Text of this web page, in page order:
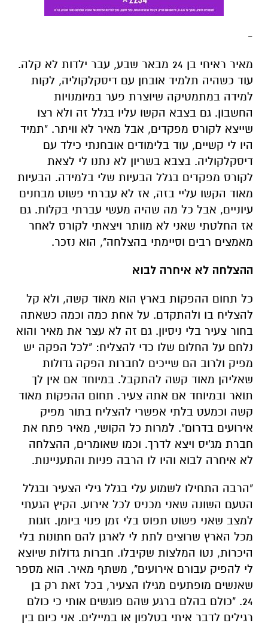
-
מאיר ראיחי בן 24 מבאר שבע, עבר ילדות לא קלה.
עוד כשהיה תלמיד אובחן עם דיסקלקוליה, לקות
למידה במתמטיקה שיוצרת פער במיומנויות
החשבון. גם בצבא הקשו עליו בגלל זה ולא רצו
שייצא לקורס מפקדים, אבל מאיר לא וויתר. "תמיד
היו לי קשיים, עוד בלימודים אובחנתי כילד עם
דיסקלקוליה. בצבא בשריון לא נתנו לי לצאת
לקורס מפקדים בגלל הבעיות שלי בלמידה. הבעיות
מאוד הקשו עליי בזה, אז לא עברתי פשוט מבחנים
עיוניים, אבל כל מה שהיה מעשי עברתי בקלות. גם
אז החלטתי שאני לא מוותר ויצאתי לקורס לאחר
מאמצים רבים וסיימתי בהצלחה", הוא נזכר.
ההצלחה לא איחרה לבוא
כל תחום ההפקות בארץ הוא מאוד קשה, ולא קל
להצליח בו ולהתקדם. על אחת כמה וכמה כשאתה
בחור צעיר בלי ניסיון. גם זה לא עצר את מאיר והוא
נלחם על החלום שלו כדי להצליח: "לכל הפקה יש
מפיק ולרוב הם שייכים לחברות הפקה גדולות
שאליהן מאוד קשה להתקבל. במיוחד אם אין לך
תואר ובמיוחד אם אתה צעיר. תחום ההפקות מאוד
קשה וכמעט בלתי אפשרי להצליח בתור מפיק
אירועים בדרום". למרות כל הקושי, מאיר פתח את
חברת מג'יס ויצא לדרך. וכמו שאומרים, ההצלחה
לא איחרה לבוא והיו לו הרבה פניות והתעניינות.
"הרבה התחילו לשמוע עלי בגלל גילי הצעיר ובגלל
הטעם השונה שאני מכניס לכל אירוע. הקיץ הגעתי
למצב שאני פשוט תפוס בלי זמן פנוי ביומן. זוגות
מכל הארץ שרוצים לתת לי לארגן להם חתונות בלי
היכרות, נטו המלצות שקיבלו. חברות גדולות שיוצא
לי להפיק עבורם אירועים", משתף מאיר. הוא מספר
שאנשים מופתעים מגילו הצעיר, בכל זאת רק בן
24. "כולם בהלם ברגע שהם פוגשים אותי כי כולם
רגילים לדבר איתי בטלפון או במיילים. אני כיום בין